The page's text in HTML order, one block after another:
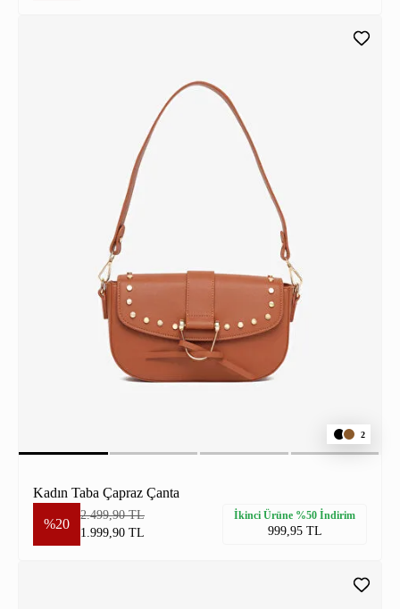
2
Kadın Taba Çapraz Çanta
%20
2.499,90 TL
1.999,90 TL
İkinci Ürüne %50 İndirim
999,95 TL